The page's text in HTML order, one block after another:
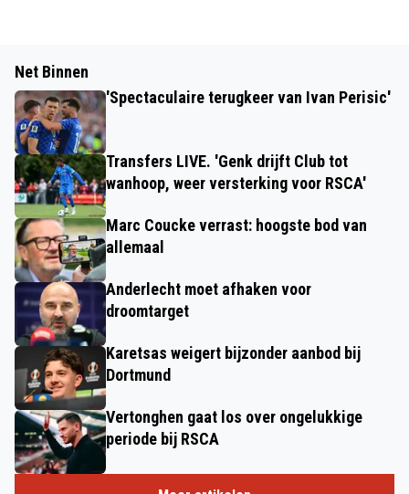
Net Binnen
'Spectaculaire terugkeer van Ivan Perisic'
Transfers LIVE. 'Genk drijft Club tot
wanhoop, weer versterking voor RSCA'
Marc Coucke verrast: hoogste bod van
allemaal
Anderlecht moet afhaken voor
droomtarget
Karetsas weigert bijzonder aanbod bij
Dortmund
Vertonghen gaat los over ongelukkige
periode bij RSCA